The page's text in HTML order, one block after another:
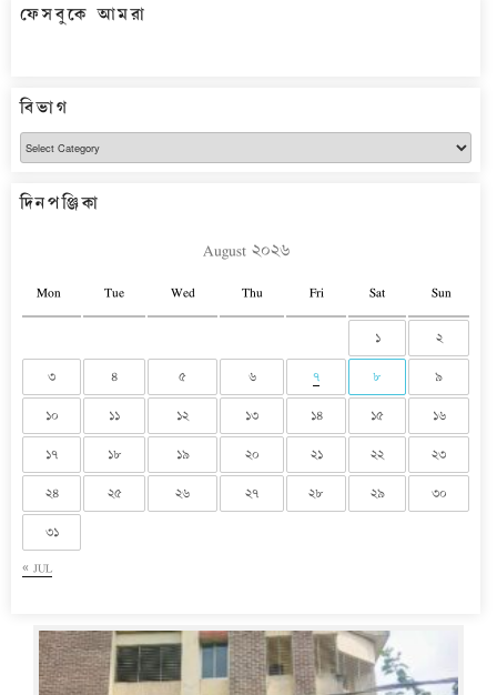
ফেসবুকে আমরা
বিভাগ
বিভাগ
দিনপঞ্জিকা
August ২০২৬
Mon Tue Wed Thu Fri Sat Sun
« JUL
১ ২
৩ ৪ ৫ ৬ ৭ ৮ ৯
১০ ১১ ১২ ১৩ ১৪ ১৫ ১৬
১৭ ১৮ ১৯ ২০ ২১ ২২ ২৩
২৪ ২৫ ২৬ ২৭ ২৮ ২৯ ৩০
৩১